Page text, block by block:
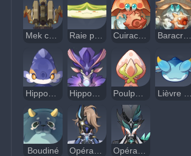
Mek constructeur Raie prédatrice Cuiracrabe Baracrabe
Boudiné